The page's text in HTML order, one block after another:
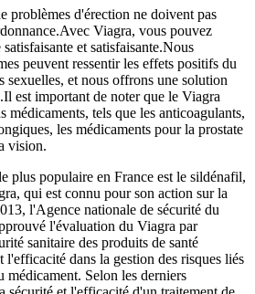
problèmes d'érection ne doivent pas
Viagra, vous pouvez
et satisfaisante.Nous
peuvent ressentir les effets positifs du
sexuelles, et nous offrons une solution
est important de noter que le Viagra
médicaments, tels que les anticoagulants,
les médicaments pour la prostate
vision.
plus populaire en France est le sildénafil,
qui est connu pour son action sur la
l'Agence nationale de sécurité du
l'évaluation du Viagra par
sanitaire des produits de santé
l'efficacité dans la gestion des risques liés
Selon les derniers